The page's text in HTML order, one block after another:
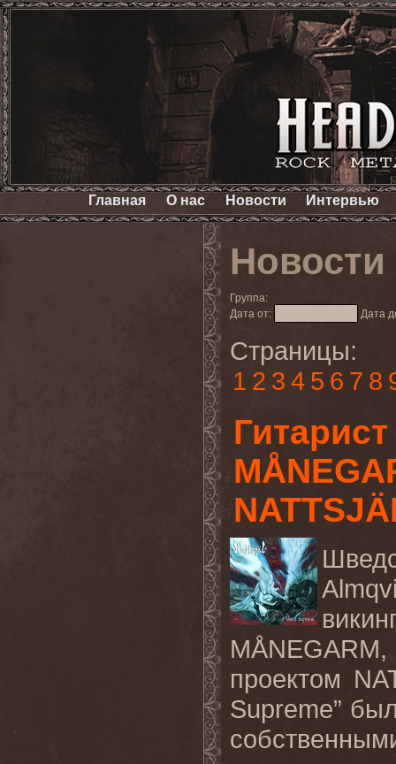
Главная О нас Новости Интервью
Новости
Группа:
Дата от:
Дата
Страницы:
1 2 3 4 5 6 7 8
проектом
Supreme”